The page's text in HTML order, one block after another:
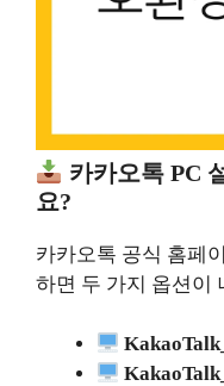
카카오톡 PC
요?
카카오톡 공식 홈페
하면 두 가지 옵션이